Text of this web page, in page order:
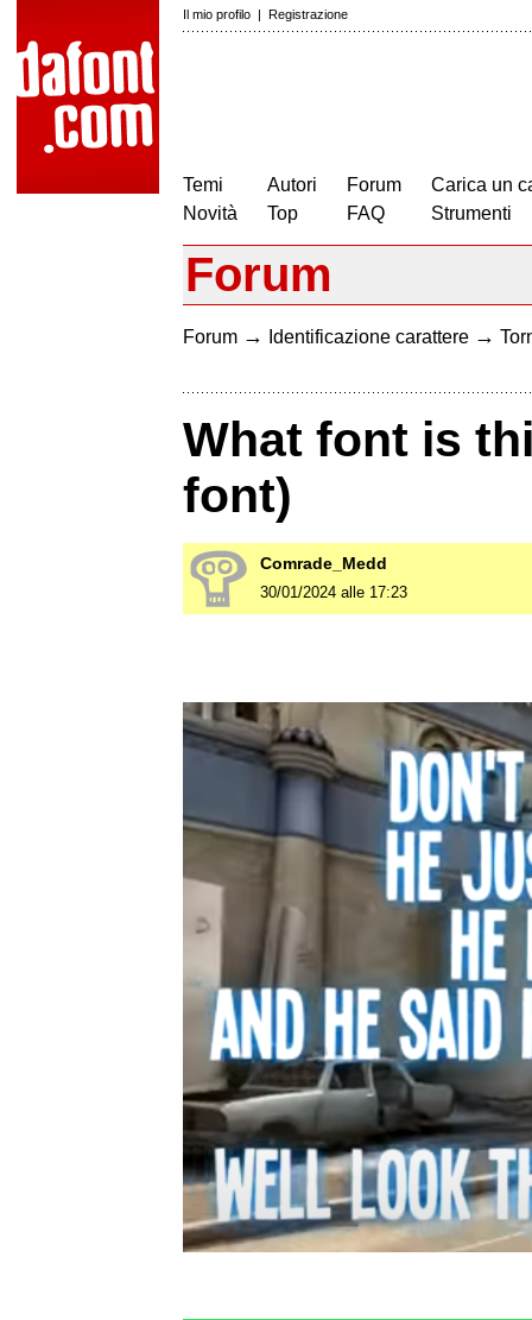
Il mio profilo | Registrazione
Temi
Novità
Autori
Top
Forum
FAQ
Carica un
Strumenti
Forum
Forum → Identificazione carattere →
What font is
font)
Comrade_Medd
30/01/2024 alle 17:23